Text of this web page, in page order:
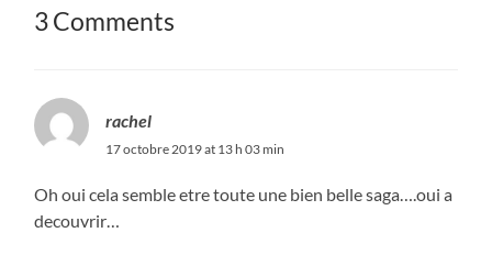
3 Comments
rachel
17 octobre 2019 at 13 h 03 min
Oh oui cela semble etre toute une bien belle saga….oui a
decouvrir…